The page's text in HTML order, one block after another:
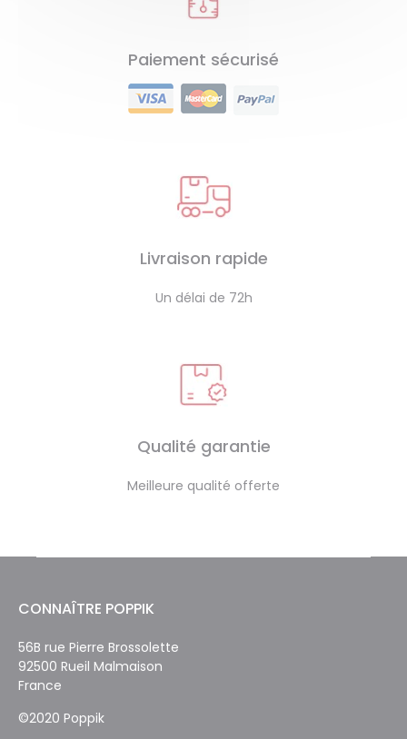
Paiement sécurisé
Livraison rapide
Un délai de 72h
Qualité garantie
Meilleure qualité offerte
CONNAÎTRE POPPIK
56B rue Pierre Brossolette
92500 Rueil Malmaison
France
©2020 Poppik